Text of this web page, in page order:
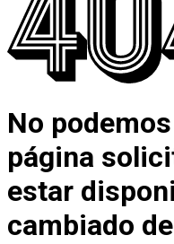
No
página
estar
cambiado